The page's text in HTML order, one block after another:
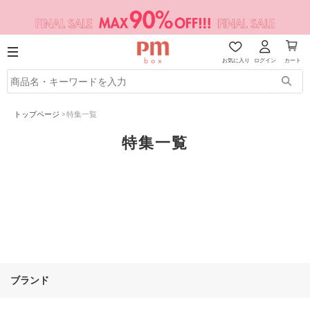
お気に入り ログイン カート
トップページ >特集一覧
特集一覧
ブランド